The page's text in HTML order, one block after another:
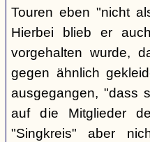
Touren eben "nicht
Hierbei blieb er
vorgehalten wurde,
gegen ähnlich
ausgegangen, "dass
auf die Mitglieder
"Singkreis" aber